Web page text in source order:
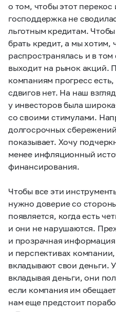
о том, чтобы этот перекос
господдержка не
льготным кредитам.
брать кредит, а мы хотим,
распространялась и в
выходит на рынок акций.
компаниям прогресс
сдвигов нет. На наш
у инвесторов была
со своими стимулами.
долгосрочных
показывает. Хочу
менее инфляционный
финансирования.
Чтобы все эти
нужно доверие со
появляется, когда есть
и они не нарушаются.
и прозрачная информация
и перспективах
вкладывают свои деньги.
вкладывая деньги, они
если компания им
нам еще предстоит